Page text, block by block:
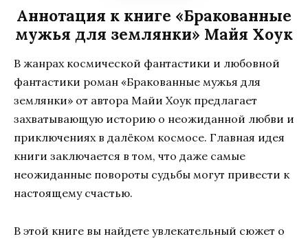
Аннотация к книге «Бракованные
мужья для землянки» Майя Хоук
В жанрах космической фантастики и любовной
фантастики роман «Бракованные мужья для
землянки» от автора Майи Хоук предлагает
захватывающую историю о неожиданной любви и
приключениях в далёком космосе. Главная идея
книги заключается в том, что даже самые
неожиданные повороты судьбы могут привести к
настоящему счастью.
В этой книге вы найдете увлекательный сюжет о